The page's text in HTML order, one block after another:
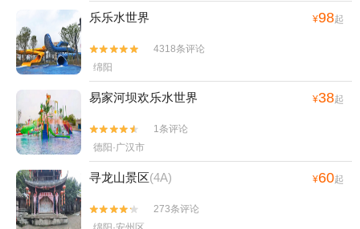
乐乐水世界 ¥98起


4318条评论
绵阳
易家河坝欢乐水世界 ¥38起


1条评论
德阳·广汉市
寻龙山景区(4A) ¥60起


273条评论